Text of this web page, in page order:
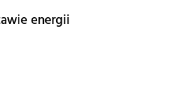
energii